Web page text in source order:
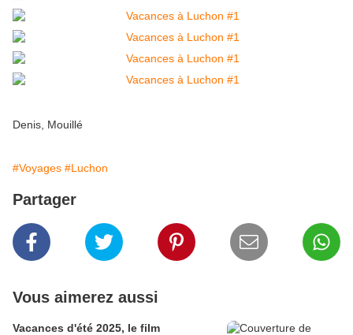
Denis, Mouillé
#Voyages #Luchon
Partager
Vous aimerez aussi
Vacances d'été 2025, le film